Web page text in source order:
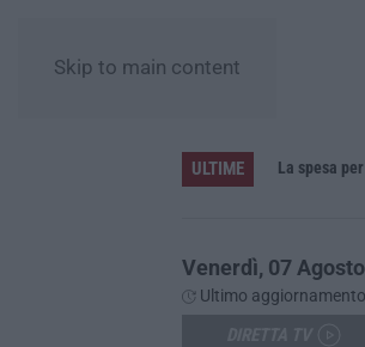
Skip to main content
ULTIME La spesa
Venerdì, 07 Agosto
Ultimo